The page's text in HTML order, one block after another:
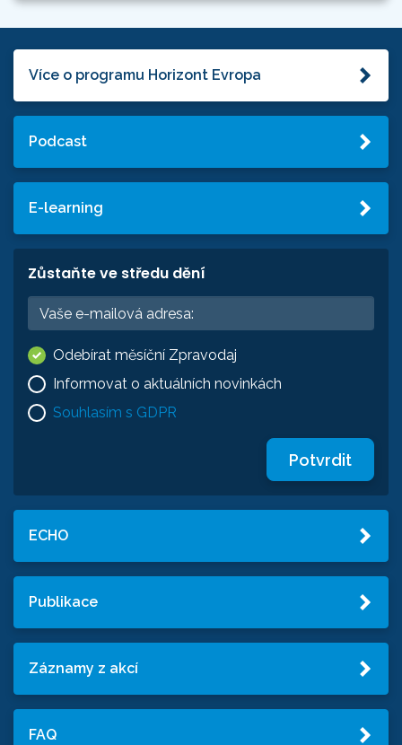
Více o programu Horizont Evropa
Podcast
E-learning
Zůstaňte ve středu dění
Odebírat měsíční Zpravodaj
Informovat o aktuálních novinkách
Souhlasím s GDPR
Potvrdit
ECHO
Publikace
Záznamy z akcí
FAQ